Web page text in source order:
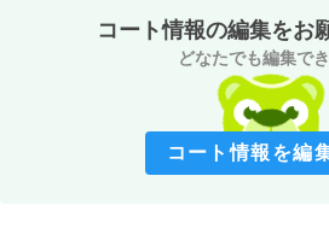
コート情報の編集をお
どなたでも編集で
コート情報を編